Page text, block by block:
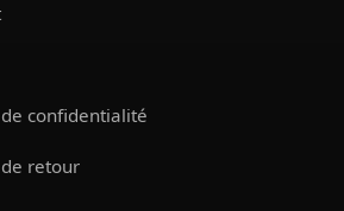
confidentialité
retour